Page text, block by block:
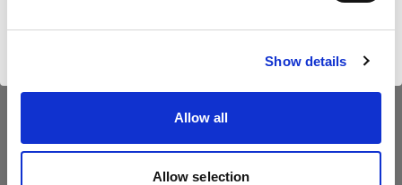
Show details
Allow all
Allow selection